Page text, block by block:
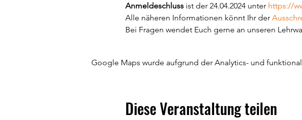
Anmeldeschluss ist der 24.04.2024 unter https://
Alle näheren Informationen könnt Ihr der
Bei Fragen wendet Euch gerne an unseren
Google Maps wurde aufgrund der Analytics- und
Diese Veranstaltung teilen